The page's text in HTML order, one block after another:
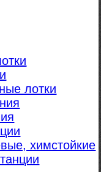
лотки
химстойкие